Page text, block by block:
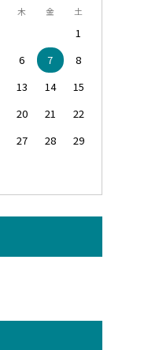
木 金 土
1
6 7
8
13 14
15
20 21
22
27 28
29